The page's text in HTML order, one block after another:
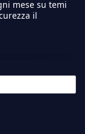
mese su temi
il